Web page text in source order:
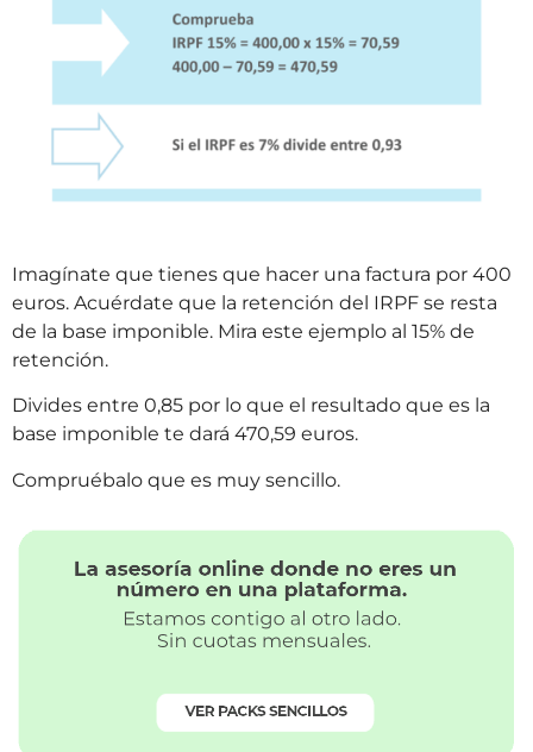
Imagínate que tienes que hacer una factura por 400
euros. Acuérdate que la retención del IRPF se resta
de la base imponible. Mira este ejemplo al 15% de
retención.
Divides entre 0,85 por lo que el resultado que es la
base imponible te dará 470,59 euros.
Compruébalo que es muy sencillo.